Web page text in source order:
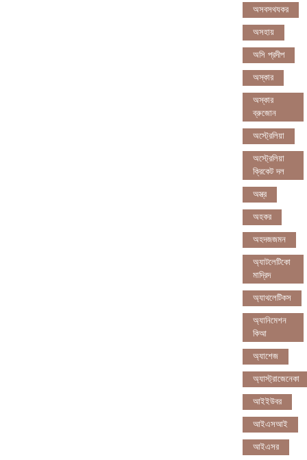
অসবসথযকর
অসহায়
অসি প্রদীপ
অস্কার
অস্কার
ব্রুজোন
অস্ট্রেলিয়া
অস্ট্রেলিয়া
ক্রিকেট দল
অস্ত্র
অহকর
অহদজজমন
অ্যাটলেটিকো
মাদ্রিদ
অ্যাথলেটিকস
অ্যানিমেশন
কিআ
অ্যাশেজ
অ্যাস্ট্রাজেনেকা
আইইউবর
আইএসআই
আইএসর